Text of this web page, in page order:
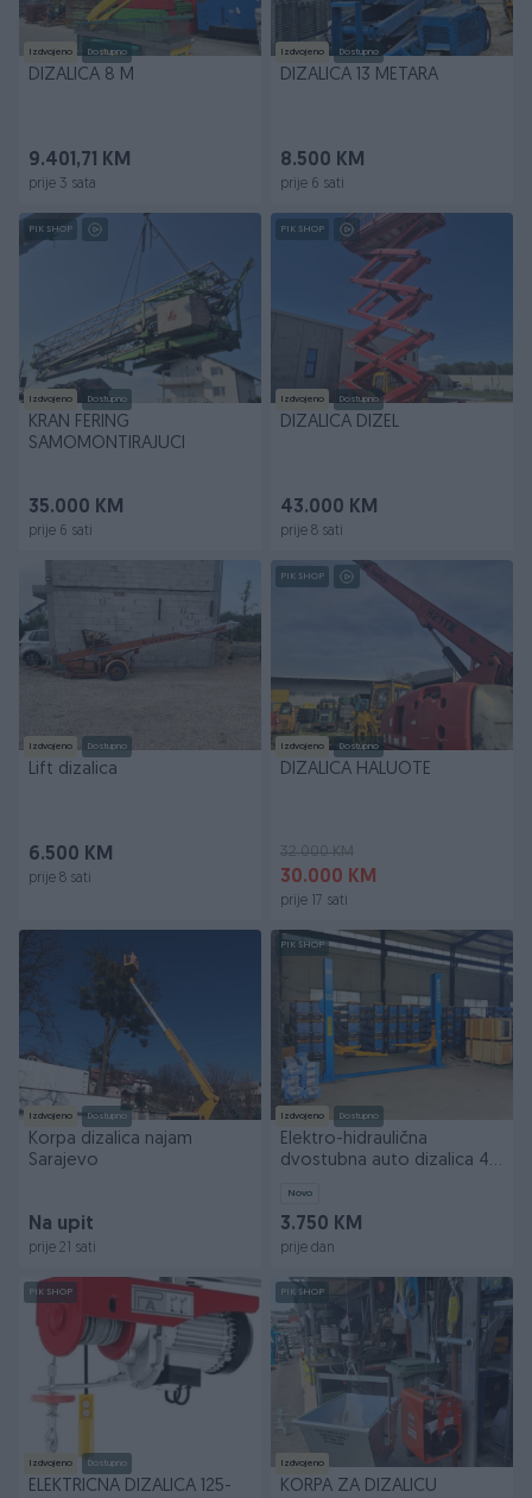
Izdvojeno Dostupno
DIZALICA 8 M
9.401,71 KM
prije 3 sata
Izdvojeno Dostupno
DIZALICA 13 METARA
8.500 KM
prije 6 sati
PIK SHOP
Izdvojeno Dostupno
KRAN FERING
SAMOMONTIRAJUCI
35.000 KM
prije 6 sati
PIK SHOP
Izdvojeno Dostupno
DIZALICA DIZEL
43.000 KM
prije 8 sati
Izdvojeno Dostupno
Lift dizalica
6.500 KM
prije 8 sati
PIK SHOP
Izdvojeno Dostupno
DIZALICA HALUOTE
32.000 KM
30.000 KM
prije 17 sati
Izdvojeno Dostupno
Korpa dizalica najam
Sarajevo
Na upit
prije 21 sati
PIK SHOP
Izdvojeno Dostupno
Elektro-hidraulična
dvostubna auto dizalica 4
Novo
3.750 KM
prije dan
PIK SHOP
Izdvojeno Dostupno
ELEKTRICNA DIZALICA 125-
PIK SHOP
Izdvojeno
KORPA ZA DIZALICU